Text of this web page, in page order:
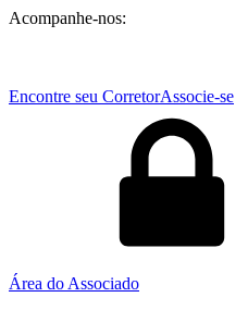
Acompanhe-nos:
Encontre seu CorretorAssocie-se
Área do Associado